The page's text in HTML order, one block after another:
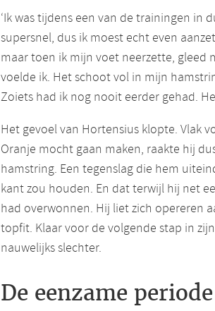
‘Ik was tijdens een van de trainingen in
supersnel, dus ik moest echt even
maar toen ik mijn voet neerzette, gleed
voelde ik. Het schoot vol in mijn
Zoiets had ik nog nooit eerder gehad.
Het gevoel van Hortensius klopte. Vlak
Oranje mocht gaan maken, raakte hij
hamstring. Een tegenslag die hem
kant zou houden. En dat terwijl hij net
had overwonnen. Hij liet zich opereren
topfit. Klaar voor de volgende stap in
nauwelijks slechter.
De eenzame